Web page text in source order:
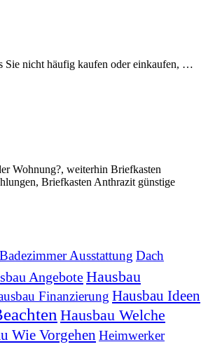
Sie nicht häufig kaufen oder einkaufen, …
Wohnung?, weiterhin Briefkasten
Briefkasten Anthrazit günstige
Badezimmer Ausstattung Dach
AngeboteHausbau
Finanzierung Hausbau Ideen
Hausbau Welche
Wie Vorgehen Heimwerker